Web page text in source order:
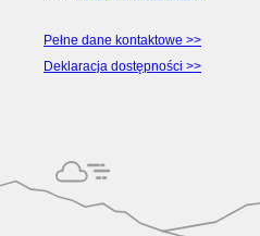
Pełne dane kontaktowe >>
Deklaracja dostępności >>